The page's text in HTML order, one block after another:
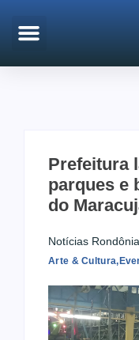
Prefeitura
parques e
do
Notícias Rondônia
Arte & Cultura,